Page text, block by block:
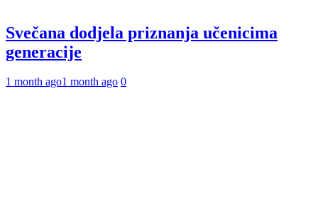
Svečana dodjela priznanja učenicima
generacije
1 month ago1 month ago 0